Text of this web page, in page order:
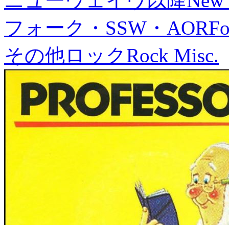
フォーク・SSW・AOR
その他ロックRock Misc.